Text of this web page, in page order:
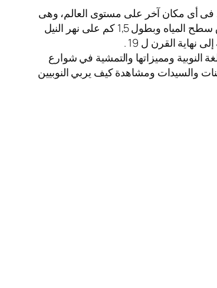
موقعها متفردا على مستوى العالم وتتجمع فيه 3 عناصر للجمال لا توجد فى أى مكان آخر على مستوى العالم، وهى
طلتها على الجبل الغربى الغنى بالكنوز الفرعونية والذى يبدأ بمقابر النبلاء شمال وينتهى بمقبرة أغاخان جنوبا بارتفاع قدره 50 متراً فوق سطح المياه وبطول 1,5 كم على نهر النيل
القرن ل 19 .
القرية والتعرف على اللغة النوبية ومميزاتها والتمشية في شوارع
والسيدات ومشاهدة كيف يربي النوبيين